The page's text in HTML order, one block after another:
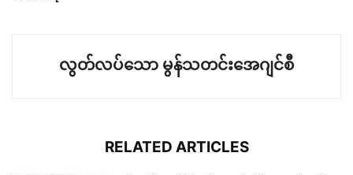
လွတ်လပ်သော မွန်သတင်းအေဂျင်စီ
RELATED ARTICLES